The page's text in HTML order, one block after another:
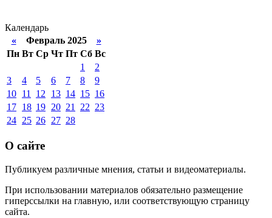
Календарь
«Февраль 2025 »
Пн Вт Ср Чт Пт Сб Вс
1
2
3
4 5 6 7 8
9
10 11 12 13 14 15 16
17 18 19 20 21 22 23
24 25 26 27 28
О сайте
Публикуем различные мнения, статьи и видеоматериалы.
При использовании материалов обязательно размещение
гиперссылки на главную, или соответствующую страницу
сайта.